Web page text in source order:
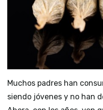
Muchos padres han
siendo jóvenes y no han